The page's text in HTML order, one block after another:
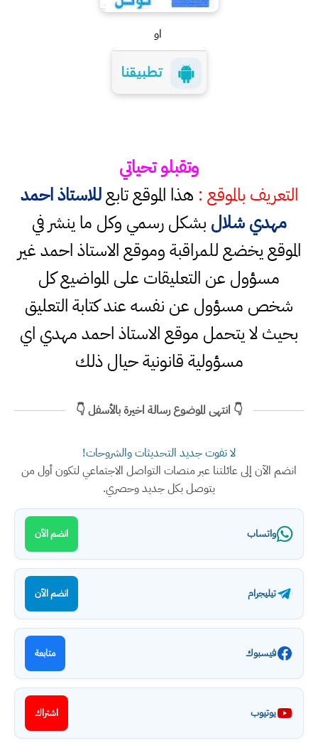
او
وتقبلو تحياتي
التعريف بالموقع : هذا الموقع تابعللاستاذ احمد
مهدي شلال بشكل رسمي وكل ما ينشر في
الموقع يخضع للمراقبة وموقع الاستاذ احمد غير
مسؤول عن التعليقات على المواضيع كل
شخص مسؤول عن نفسه عند كتابة التعليق
بحيث لا يتحمل موقع الاستاذ احمد مهدي اي
مسؤولية قانونية حيال ذلك
👇 انتهى الموضوع رسالة اخيرة بالأسفل 👇
لا تفوت جديد التحديثات والشروحات!
انضم الآن إلى عائلتنا عبر منصات التواصل الاجتماعي لتكون أول من
يتوصل بكل جديد وحصري.
واتساب انضم الآن
تيليجرام انضم الآن
فيسبوك متابعة
يوتيوب اشتراك